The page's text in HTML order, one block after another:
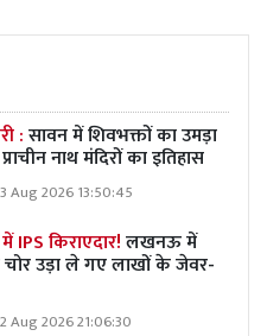
:सावन में शिवभक्तों का उमड़ा
नाथ मंदिरों का इतिहास
Aug 2026 13:50:45
किराएदार!लखनऊ में
उड़ा ले गए लाखों के जेवर-
Aug 2026 21:06:30